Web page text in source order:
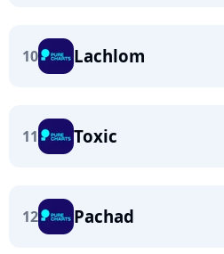
10 Lachlom
11 Toxic
12 Pachad